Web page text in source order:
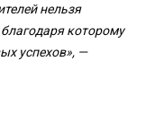
нельзя
которому
успехов», —